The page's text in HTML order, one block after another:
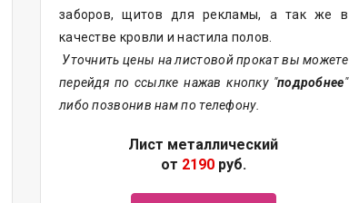
заборов, щитов для рекламы, а так же в
качестве кровли и настила полов.
Уточнить цены на листовой прокат вы можете
перейдя по ссылке нажав кнопку "подробнее"
либо позвонив нам по телефону.
Лист металлический
от 2190руб.